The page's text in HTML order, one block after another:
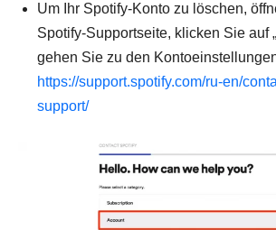
Um Ihr Spotify-Konto zu löschen,
Spotify-Supportseite, klicken Sie auf
gehen Sie zu den
https://support.spotify.com/ru-en/
support/